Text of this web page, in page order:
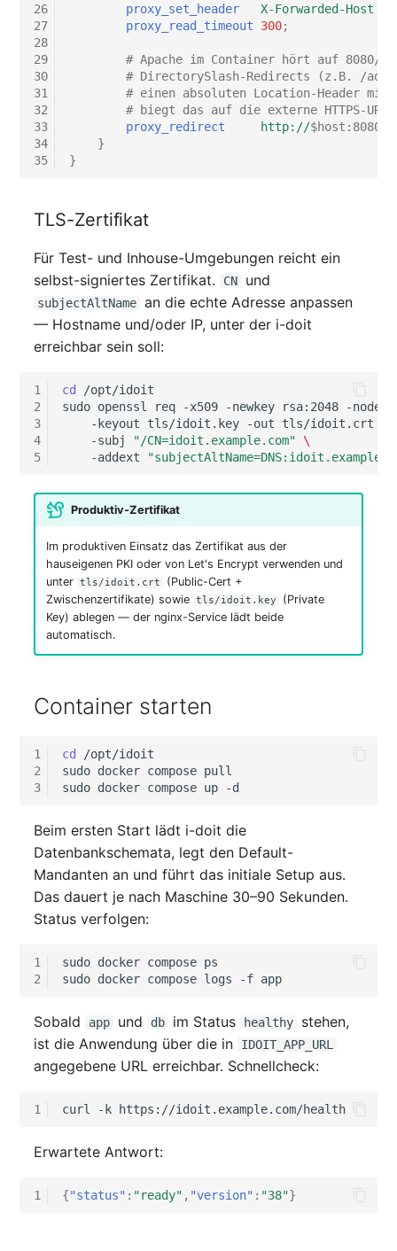
Verwaltungsinstanz
Virtuelle Geräte
Virtuelle Maschine
Virtueller Host (Root)
WAN-Verbindung
Zugewiesene
Zugewiesene Geräte
Zugewiesene Objekte
Zugewiesene Objekte
(Person)
Zugewiesene Objekte
Zugewiesener
Zugriff
26
27
28
29
30
31
32
33
34
35
proxy_set_header
X-Forwarded-Host
proxy_read_timeout
300;
# Apache im Container hört auf 8080/
# DirectorySlash-Redirects (z.B. /
# einen absoluten Location-Header
# biegt das auf die externe HTTPS-URL
proxy_redirect
http://$host:8080/
}
}
TLS-Zertifikat
Für Test- und Inhouse-Umgebungen reicht ein
selbst-signiertes Zertifikat.
CN und
subjectAltName an die echte Adresse anpassen
— Hostname und/oder IP, unter der i-doit
erreichbar sein soll:
1
2
3
4
5
cd
/opt/idoit
sudo openssl req -x509 -newkey rsa:2048 -nodes
-keyout
tls/idoit.key -out tls/idoit.crt
-subj
"/CN=idoit.example.com"
\
-addext
Produktiv-Zertifikat
Im produktiven Einsatz das Zertifikat aus der
hauseigenen PKI oder von Let's Encrypt verwenden und
unter tls/idoit.crt
(Public-Cert +
Zwischenzertifikate) sowie tls/idoit.key
(Private
Key) ablegen — der nginx-Service lädt beide
automatisch.
Container starten
1
2
3
cd
/opt/idoit
sudo docker compose pull
sudo docker compose up
Beim ersten Start lädt i-doit die
Datenbankschemata, legt den Default-
Mandanten an und führt das initiale Setup aus.
Das dauert je nach Maschine 30–90 Sekunden.
Status verfolgen:
1
2
sudo docker compose ps
sudo docker compose logs -f
Sobald app und db im Status healthy
stehen,
ist die Anwendung über die in
IDOIT_APP_URL
angegebene URL erreichbar. Schnellcheck:
1 curl -k
Erwartete Antwort:
1 {"status" : "ready" , "version" : "38"}